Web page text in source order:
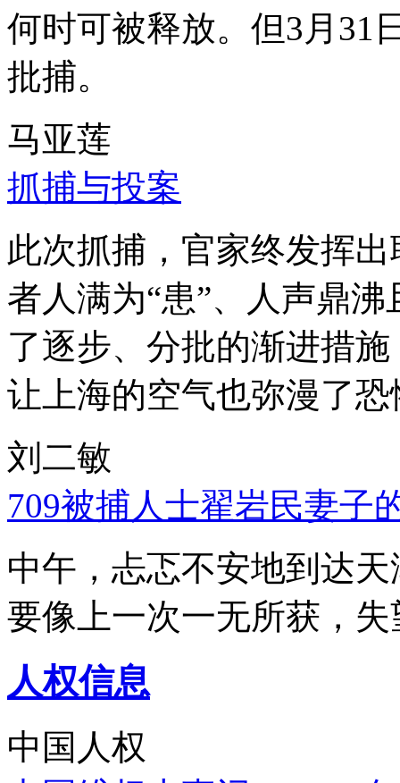
何时可被释放。但3月31
批捕。
马亚莲
抓捕与投案
此次抓捕，官家终发挥
者人满为“患”、人声鼎
了逐步、分批的渐进措
让上海的空气也弥漫了
刘二敏
709被捕人士翟岩民妻子
中午，忐忑不安地到达
要像上一次一无所获，
人权信息
中国人权